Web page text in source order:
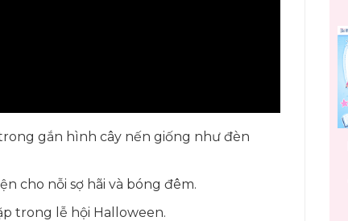
gắn hình cây nến giống như đèn
cho nỗi sợ hãi và bóng đêm.
trong lễ hội Halloween.